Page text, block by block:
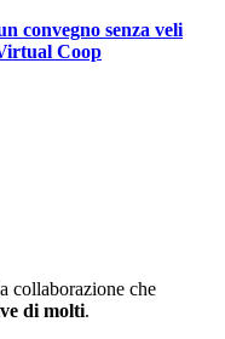
convegno senza veli
Coop
collaborazione che
di molti.